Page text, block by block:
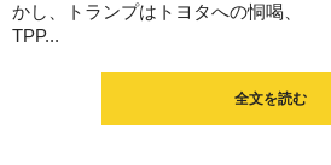
かし、トランプはトヨタへの恫喝、
TPP...
全文を読む